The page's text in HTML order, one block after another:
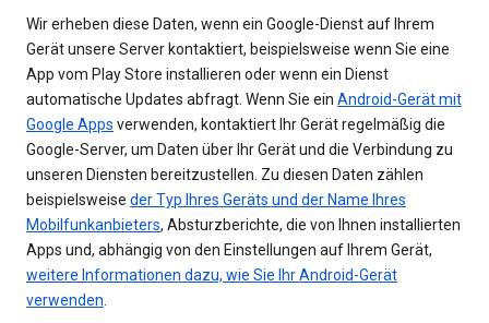
Wir erheben diese Daten, wenn ein Google-Dienst auf Ihrem
Gerät unsere Server kontaktiert, beispielsweise wenn Sie eine
App vom Play Store installieren oder wenn ein Dienst
automatische Updates abfragt. Wenn Sie ein Android-Gerät mit
Google Apps verwenden, kontaktiert Ihr Gerät regelmäßig die
Google-Server, um Daten über Ihr Gerät und die Verbindung zu
unseren Diensten bereitzustellen. Zu diesen Daten zählen
beispielsweise der Typ Ihres Geräts und der Name Ihres
Mobilfunkanbieters, Absturzberichte, die von Ihnen installierten
Apps und, abhängig von den Einstellungen auf Ihrem Gerät,
weitere Informationen dazu, wie Sie Ihr Android-Gerät
verwenden.